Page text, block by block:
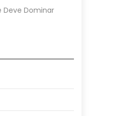
Deve Dominar